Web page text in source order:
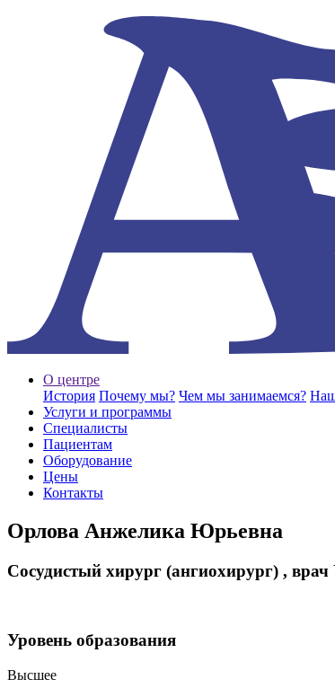
О центре
История Почему мы? Чем мы занимаемся?
Услуги и программы
Специалисты
Пациентам
Оборудование
Цены
Контакты
Орлова Анжелика Юрьевна
Сосудистый хирург (ангиохирург) ,
Уровень образования
Высшее